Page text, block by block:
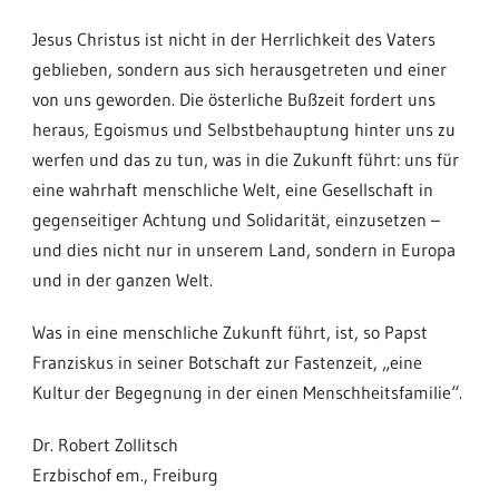
Jesus Christus ist nicht in der Herrlichkeit des Vaters
geblieben, sondern aus sich herausgetreten und einer
von uns geworden. Die österliche Bußzeit fordert uns
heraus, Egoismus und Selbstbehauptung hinter uns zu
werfen und das zu tun, was in die Zukunft führt: uns für
eine wahrhaft menschliche Welt, eine Gesellschaft in
gegenseitiger Achtung und Solidarität, einzusetzen –
und dies nicht nur in unserem Land, sondern in Europa
und in der ganzen Welt.
Was in eine menschliche Zukunft führt, ist, so Papst
Franziskus in seiner Botschaft zur Fastenzeit, „eine
Kultur der Begegnung in der einen Menschheitsfamilie“.
Dr. Robert Zollitsch
Erzbischof em., Freiburg